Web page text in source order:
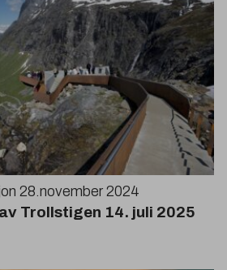
28 .november 2024
Trollstigen 14. juli 2025